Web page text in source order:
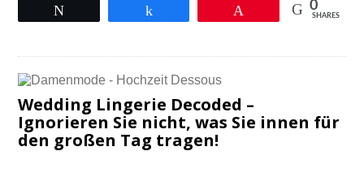
0
SHARES
Wedding Lingerie Decoded –
Ignorieren Sie nicht, was Sie innen für
den großen Tag tragen!